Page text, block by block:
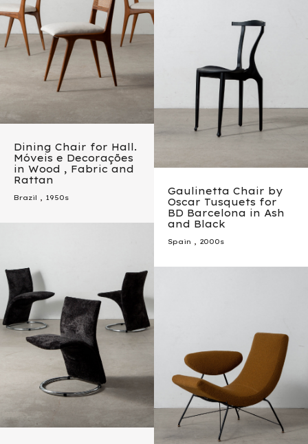
Dining Chair for Hall.
Móveis e Decorações
in Wood , Fabric and
Rattan
Brazil , 1950s
Gaulinetta Chair by
Oscar Tusquets for
BD Barcelona in Ash
and Black
Spain , 2000s